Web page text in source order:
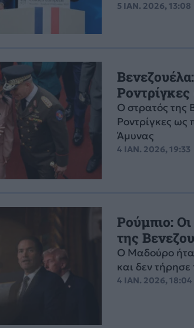
5 ΙΑΝ. 2026, 13:08
Ο στρατός της
Ροντρίγκες
Άμυνας
4 ΙΑΝ. 2026, 19:33
Ρούμπιο:
της
Ο Μαδούρο
και δεν τήρησε
4 ΙΑΝ. 2026, 18:04